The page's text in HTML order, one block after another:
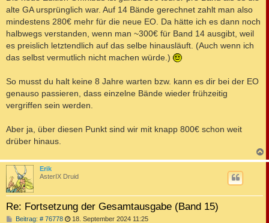
alte GA ursprünglich war. Auf 14 Bände gerechnet zahlt man also
mindestens 280€ mehr für die neue EO. Da hätte ich es dann noch
halbwegs verstanden, wenn man ~300€ für Band 14 ausgibt, weil
es preislich letztendlich auf das selbe hinausläuft. (Auch wenn ich
das selbst vermutlich nicht machen würde.)
So musst du halt keine 8 Jahre warten bzw. kann es dir bei der EO
genauso passieren, dass einzelne Bände wieder frühzeitig
vergriffen sein werden.
Aber ja, über diesen Punkt sind wir mit knapp 800€ schon weit
drüber hinaus.
a
Erik
AsterIX Druid
Re: Fortsetzung der Gesamtausgabe (Band 15)
Beitrag: # 76778B 18. September 2024 11:25